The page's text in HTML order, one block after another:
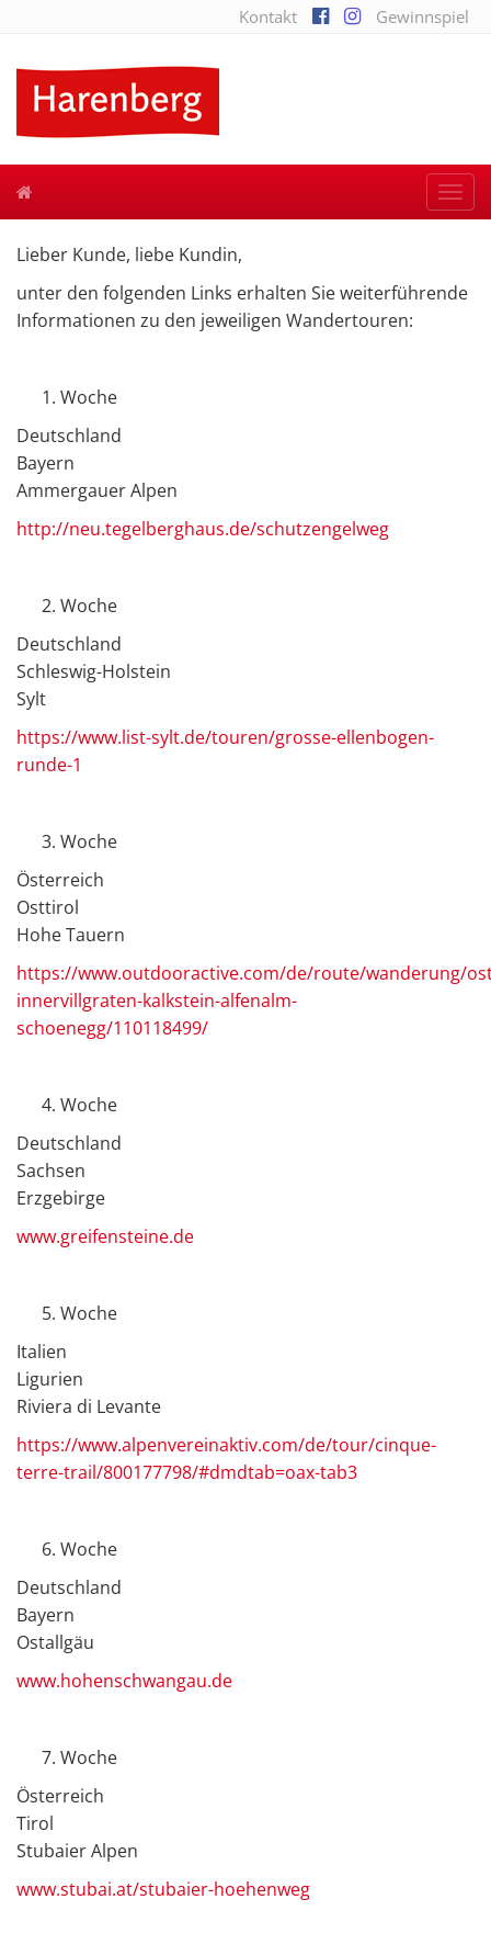
Kontakt Gewinnspiel
Lieber Kunde, liebe Kundin,
unter den folgenden Links erhalten Sie weiterführende
Informationen zu den jeweiligen Wandertouren:
Woche
Deutschland
Bayern
Ammergauer Alpen
http://neu.tegelberghaus.de/schutzengelweg
Woche
Deutschland
Schleswig-Holstein
Sylt
https://www.list-sylt.de/touren/grosse-ellenbogen-
runde-1
Woche
Österreich
Osttirol
Hohe Tauern
https://www.outdooractive.com/de/route/wanderung/
innervillgraten-kalkstein-alfenalm-
schoenegg/110118499/
Woche
Deutschland
Sachsen
Erzgebirge
www.greifensteine.de
Woche
Italien
Ligurien
Riviera di Levante
https://www.alpenvereinaktiv.com/de/tour/cinque-
terre-trail/800177798/#dmdtab=oax-tab3
Woche
Deutschland
Bayern
Ostallgäu
www.hohenschwangau.de
Woche
Österreich
Tirol
Stubaier Alpen
www.stubai.at/stubaier-hoehenweg